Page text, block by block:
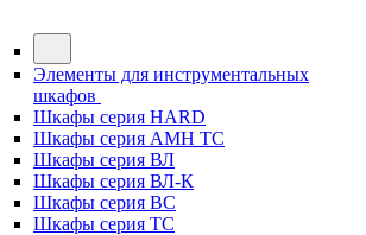
Элементы для инструментальных
шкафов
Шкафы серия HARD
Шкафы серия АМН ТС
Шкафы серия ВЛ
Шкафы серия ВЛ-К
Шкафы серия ВС
Шкафы серия ТС